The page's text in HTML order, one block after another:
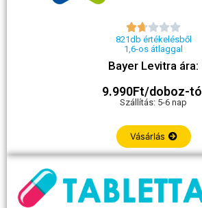

821db értékelésből
1,6-os átlaggal
Bayer Levitra ára:
9.990Ft/doboz-tól
Szállítás: 5-6 nap
Vásárlás